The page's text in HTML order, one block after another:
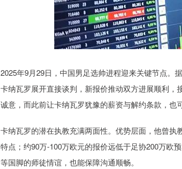
2025年9月29日，中国男足选帅进程迎来关键节点。
卡纳瓦罗展开直接谈判，新报价推动双方进展顺利
诚意，而此前让卡纳瓦罗犹豫的薪资与解约条款，也
卡纳瓦罗的潜在执教充满两面性。优势层面，他曾
特点；约90万-100万欧元的报价远低于足协200万欧
等国脚的师徒情谊，也能保障沟通顺畅。